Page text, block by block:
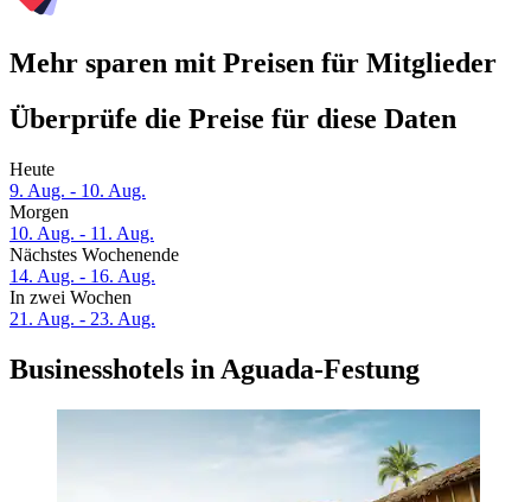
Mehr sparen mit Preisen für Mitglieder
Überprüfe die Preise für diese Daten
Heute
9. Aug. - 10. Aug.
Morgen
10. Aug. - 11. Aug.
Nächstes Wochenende
14. Aug. - 16. Aug.
In zwei Wochen
21. Aug. - 23. Aug.
Businesshotels in Aguada-Festung